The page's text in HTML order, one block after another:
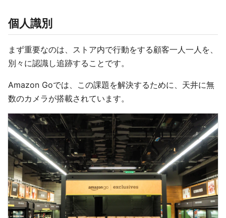
個人識別
まず重要なのは、ストア内で行動をする顧客一人一人を、
別々に認識し追跡することです。
Amazon Goでは、この課題を解決するために、天井に無
数のカメラが搭載されています。